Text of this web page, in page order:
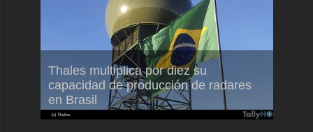
Thales multiplica por diez su
capacidad de producción de radares
en Brasil